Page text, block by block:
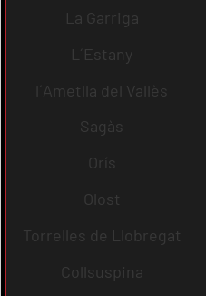
La Garriga
L´Estany
l´Ametlla del Vallès
Sagàs
Orís
Olost
Torrelles de Llobregat
Collsuspina